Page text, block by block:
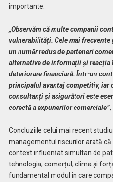
importante.
„Observăm că multe companii
vulnerabilități. Cele mai frecvente
un număr redus de parteneri
alternative de informații și reacția
deteriorare financiară. Într-un
principalul avantaj competitiv, iar
consultanți și asigurători este
corectă a expunerilor comerciale”,
Concluziile celui mai recent
managementul riscurilor arată
context influențat simultan de
tehnologia, comerțul, clima și
fundamental modul în care